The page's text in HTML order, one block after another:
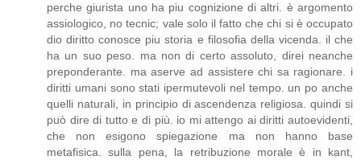
perche giurista uno ha piu cognizione di altri. è argomento
assiologico, no tecnic; vale solo il fatto che chi si è occupato
dio diritto conosce piu storia e filosofia della vicenda. il che
ha un suo peso. ma non di certo assoluto, direi neanche
preponderante. ma aserve ad assistere chi sa ragionare. i
diritti umani sono stati ipermutevoli nel tempo. un po anche
quelli naturali, in principio di ascendenza religiosa. quindi si
può dire di tutto e di più. io mi attengo ai diritti autoevidenti,
che non esigono spiegazione ma non hanno base
metafisica. sulla pena, la retribuzione morale è in kant,